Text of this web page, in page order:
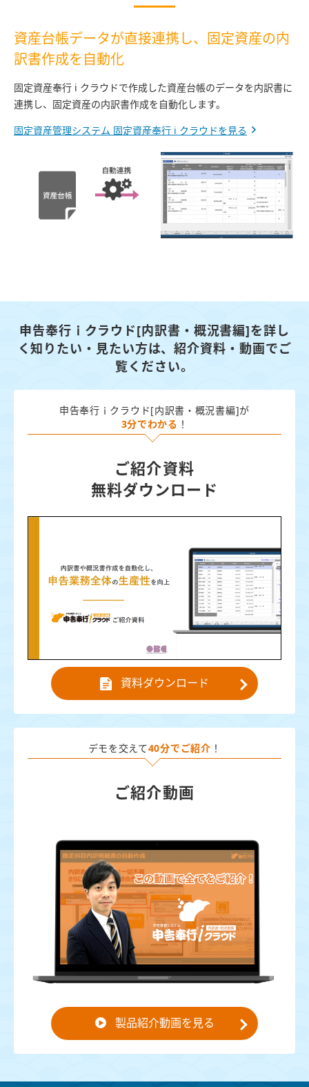
資産台帳データが直接連携し、固定資産の内
訳書作成を自動化
固定資産奉行 i クラウドで作成した資産台帳のデータを内訳書に
連携し、固定資産の内訳書作成を自動化します。
固定資産管理システム 固定資産奉行 i クラウドを見る
申告奉行ｉクラウド[内訳書・概況書編]を詳し
く知りたい・見たい方は、紹介資料・動画でご
覧ください。
申告奉行ｉクラウド[内訳書・概況書編]が
3分でわかる ！
ご紹介資料
無料ダウンロード
資料ダウンロード
デモを交えて40分でご紹介 ！
ご紹介動画
製品紹介動画を見る